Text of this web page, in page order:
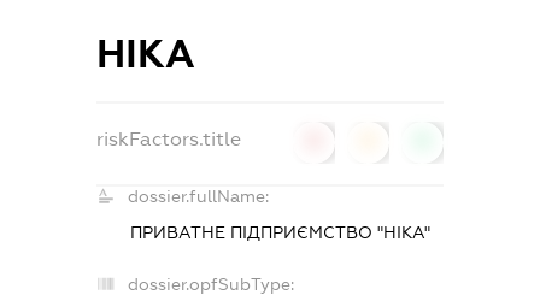
НІКА
riskFactors.title
dossier.fullName:
ПРИВАТНЕ ПІДПРИЄМСТВО "НІКА"
dossier.opfSubType: